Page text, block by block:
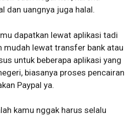
dan uangnya juga halal.
dapatkan lewat aplikasi tadi
mudah lewat transfer bank atau
untuk beberapa aplikasi yang
biasanya proses pencairan
Paypal ya.
kamu nggak harus selalu